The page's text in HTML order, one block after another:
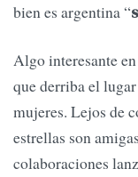
bien es argentina “
Algo interesante
que derriba el
mujeres. Lejos de
estrellas son
colaboraciones